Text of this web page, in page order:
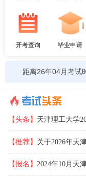
开考查询 毕业申请
距离26年04月考试
【头条】 天津理工大学
【推荐】 关于2026年天
【报名】2024年10月天